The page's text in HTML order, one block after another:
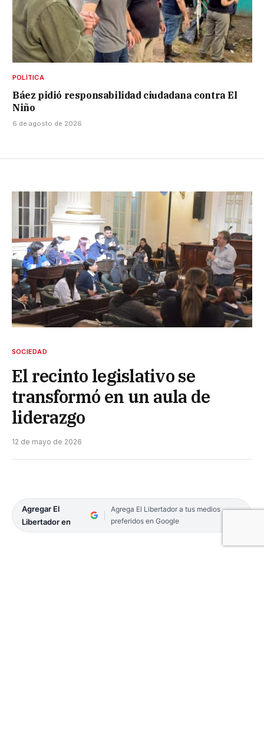
POLÍTICA
Báez pidió responsabilidad ciudadana contra El
Niño
6 de agosto de 2026
SOCIEDAD
El recinto legislativo se
transformó en un aula de
liderazgo
12 de mayo de 2026
Agregar El
Libertador en
Agrega El Libertador a tus medios
preferidos en Google